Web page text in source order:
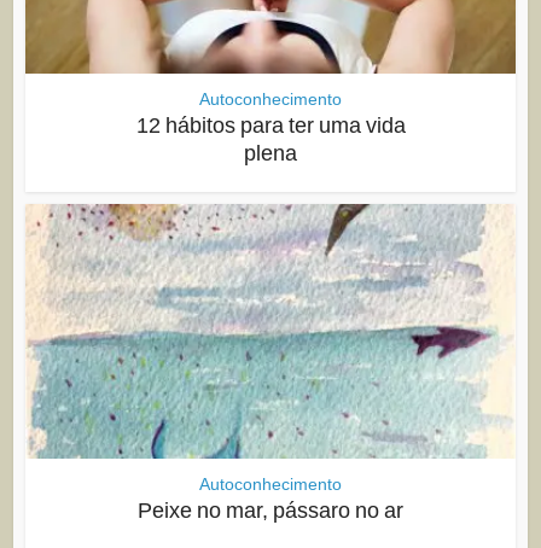
Autoconhecimento
12 hábitos para ter uma vida
plena
Autoconhecimento
Peixe no mar, pássaro no ar